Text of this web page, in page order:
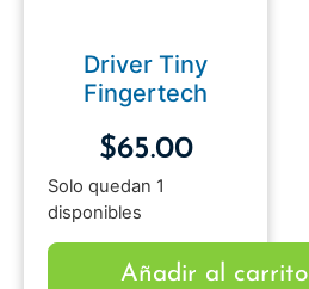
Driver Tiny
Fingertech
$65.00
Solo quedan 1
disponibles
Añadir al carrito